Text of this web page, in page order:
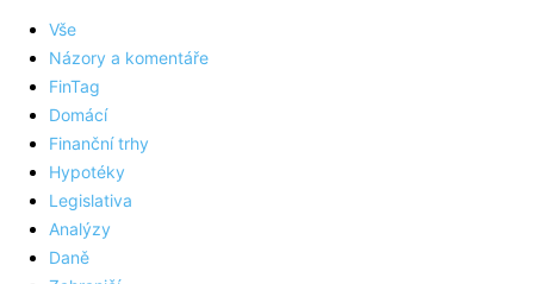
Vše
Názory a komentáře
FinTag
Domácí
Finanční trhy
Hypotéky
Legislativa
Analýzy
Daně